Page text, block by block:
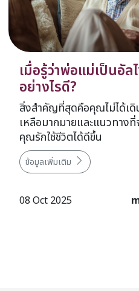
เมื่อรู้ว่าพ่อแม่เป็นอัล
อย่างไรดี?
สิ่งสำคัญที่สุดคือคุณไม่ได้เดิ
เหลือมากมายและแนวทาง
คุณรักใช้ชีวิตได้ดีขึ้น
ข้อมูลเพิ่มเติม
08 Oct 2025